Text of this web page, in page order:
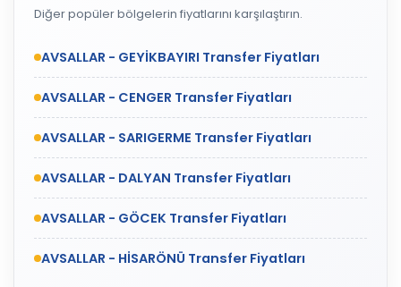
Diğer popüler bölgelerin fiyatlarını karşılaştırın.
AVSALLAR - GEYİKBAYIRI Transfer Fiyatları
AVSALLAR - CENGER Transfer Fiyatları
AVSALLAR - SARIGERME Transfer Fiyatları
AVSALLAR - DALYAN Transfer Fiyatları
AVSALLAR - GÖCEK Transfer Fiyatları
AVSALLAR - HİSARÖNÜ Transfer Fiyatları